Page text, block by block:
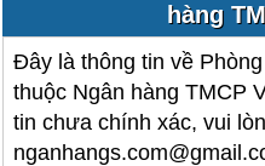
hàng
Đây là thông tin về
thuộc Ngân hàng TMCP
tin chưa chính xác, vui